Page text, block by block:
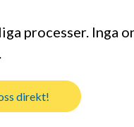
processer. Inga
direkt!